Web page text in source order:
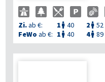
Zi.ab €: 1  40 2  52
FeWo ab €: 1  40 4 89